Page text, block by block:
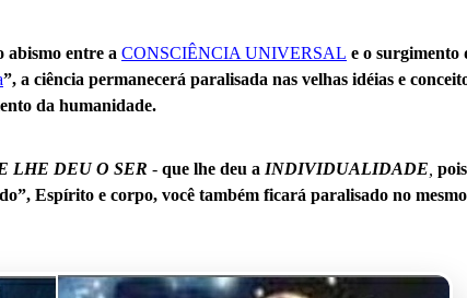
abismo entre a CONSCIÊNCIA UNIVERSAL e o surgimento
”, a ciência permanecerá paralisada nas velhas idéias e
da humanidade.
LHE DEU O SER - que lhe deu a INDIVIDUALIDADE
Espírito e corpo, você também ficará paralisado no